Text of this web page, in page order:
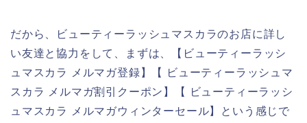
だから、ビューティーラッシュマスカラのお店に詳し
い友達と協力をして、まずは、【ビューティーラッシ
ュマスカラ メルマガ登録】【 ビューティーラッシュマ
スカラ メルマガ割引クーポン】【 ビューティーラッシ
ュマスカラ メルマガウィンターセール】という感じで